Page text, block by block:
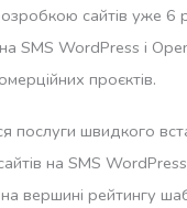
сайтів уже 6
SMS WordPress і
проєктів.
послуги швидкого
на SMS
вершині рейтингу